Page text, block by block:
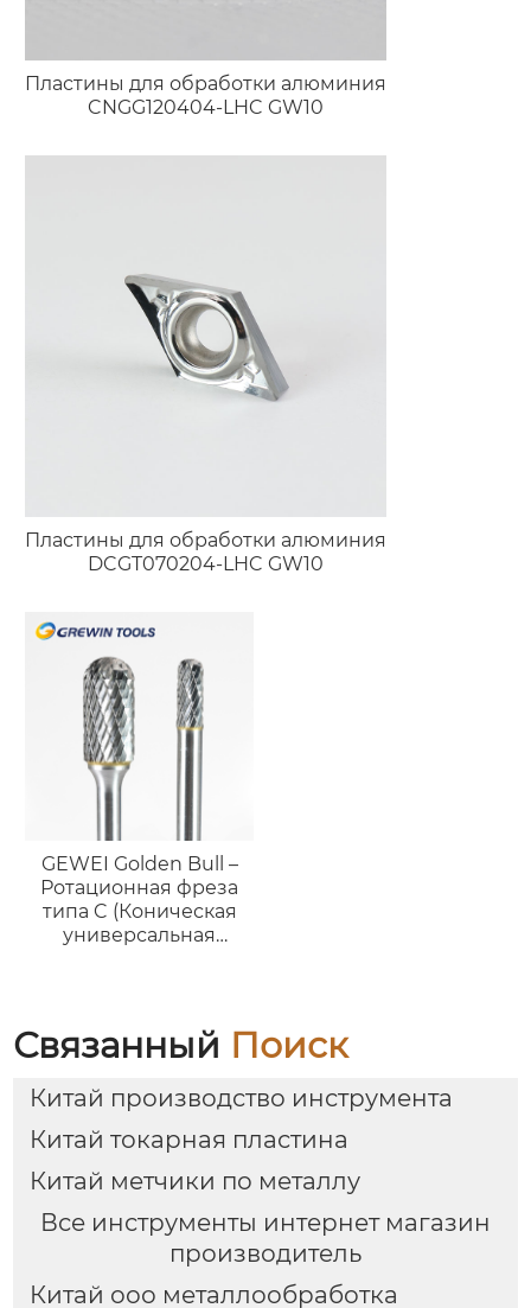
Пластины для обработки алюминия
CNGG120404-LHC GW10
Пластины для обработки алюминия
DCGT070204-LHC GW10
GEWEI Golden Bull –
Ротационная фреза
типа C (Коническая
универсальная
Связанный Поиск
Китай производство инструмента
Китай токарная пластина
Китай метчики по металлу
Все инструменты интернет магазин
производитель
Китай ооо металлообработка